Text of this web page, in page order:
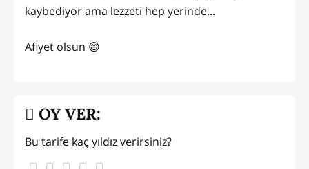
kaybediyor ama lezzeti hep yerinde...
Afiyet olsun 😄
OY VER:
Bu tarife kaç yıldız verirsiniz?